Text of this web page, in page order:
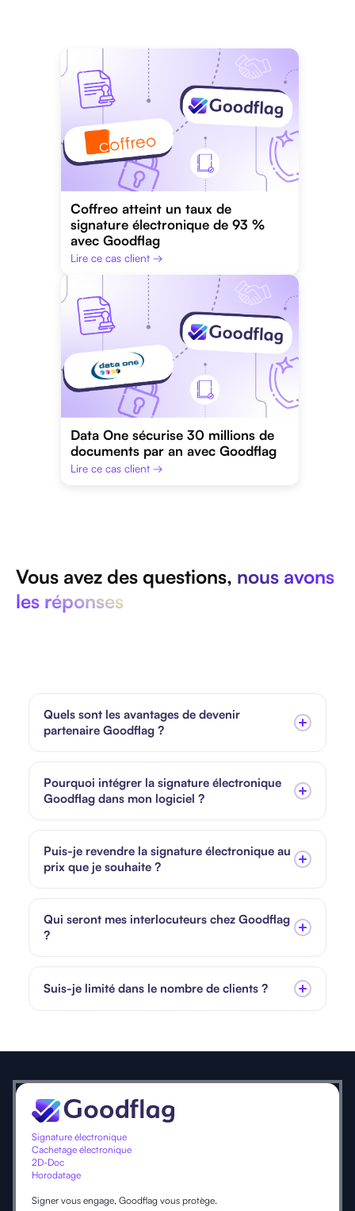
Coffreo atteint un taux de
signature électronique de 93 %
avec Goodflag
Lire ce cas client →
Data One sécurise 30 millions de
documents par an avec Goodflag
Lire ce cas client →
Vous avez des questions, nous avons
les réponses
Quels sont les avantages de devenir
partenaire Goodflag ?
Pourquoi intégrer la signature électronique
Goodflag dans mon logiciel ?
Puis-je revendre la signature électronique au
prix que je souhaite ?
Qui seront mes interlocuteurs chez Goodflag
?
Suis-je limité dans le nombre de clients ?
Signature électronique
Cachetage électronique
2D-Doc
Horodatage
Signer vous engage, Goodflag vous protège.